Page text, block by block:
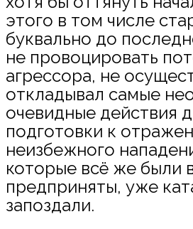
этого в том числе
буквально до
не провоцировать
агрессора, не
откладывал самые
очевидные действия
подготовки к
неизбежного
которые всё же были
предприняты, уже
запоздали.